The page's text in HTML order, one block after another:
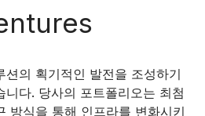
션의 획기적인 발전을 조성하기
다. 당사의 포트폴리오는 최첨
방식을 통해 인프라를 변화시키